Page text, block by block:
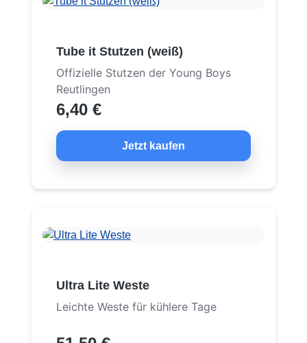
Tube it Stutzen (weiß)
Offizielle Stutzen der Young Boys
Reutlingen
6,40 €
Jetzt kaufen
Ultra Lite Weste
Leichte Weste für kühlere Tage